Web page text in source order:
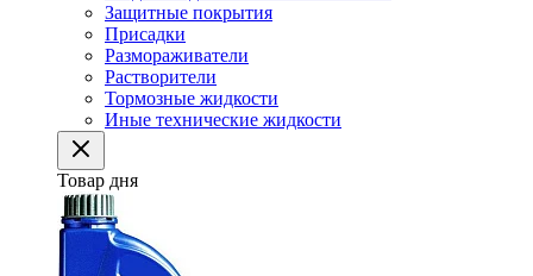
Защитные покрытия
Присадки
Размораживатели
Растворители
Тормозные жидкости
Иные технические жидкости
Товар дня